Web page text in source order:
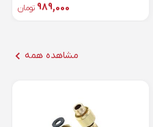
989,000 تومان
مشاهده همه